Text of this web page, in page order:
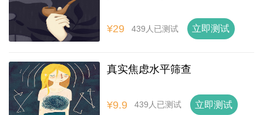
¥29 439人已测试 立即测试
真实焦虑水平筛查
¥9.9 439人已测试 立即测试